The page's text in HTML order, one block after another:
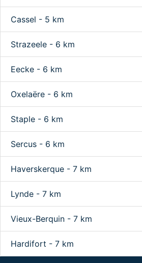
Cassel - 5 km
Strazeele - 6 km
Eecke - 6 km
Oxelaëre - 6 km
Staple - 6 km
Sercus - 6 km
Haverskerque - 7 km
Lynde - 7 km
Vieux-Berquin - 7 km
Hardifort - 7 km